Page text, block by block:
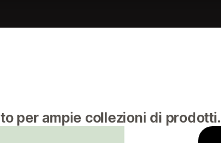
per ampie collezioni di prodotti.